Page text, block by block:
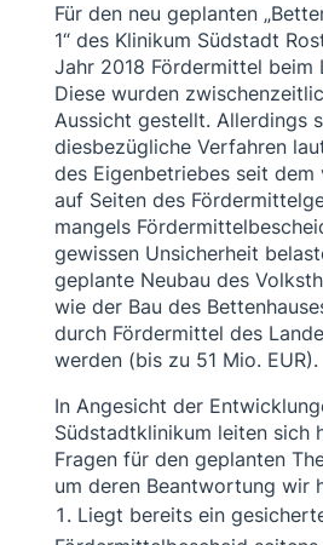
Für den neu geplanten
1“ des Klinikum Südstadt
Jahr 2018 Fördermittel beim
Diese wurden
Aussicht gestellt. Allerdings
diesbezügliche Verfahren
des Eigenbetriebes seit dem
auf Seiten des
mangels
gewissen Unsicherheit
geplante Neubau des
wie der Bau des
durch Fördermittel des
werden (bis zu 51 Mio. EUR).
In Angesicht der
Südstadtklinikum leiten sich
Fragen für den geplanten
um deren Beantwortung wir
Liegt bereits ein